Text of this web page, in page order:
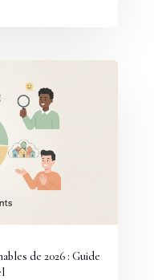
de 2026 : Guide